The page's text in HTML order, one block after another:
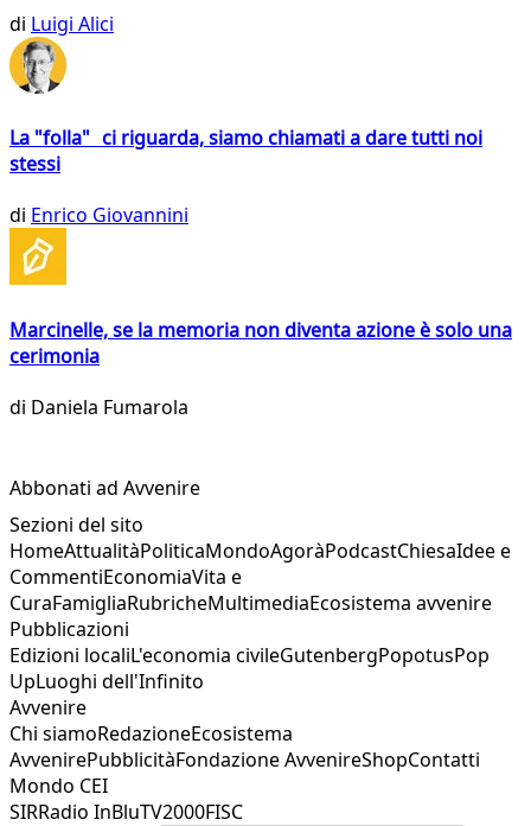
di Luigi Alici
La "folla" ci riguarda, siamo chiamati a dare tutti noi
stessi
di Enrico Giovannini
Marcinelle, se la memoria non diventa azione è solo una
cerimonia
di Daniela Fumarola
Abbonati ad Avvenire
Sezioni del sito
HomeAttualitàPoliticaMondoAgoràPodcastChiesaIdee e
CommentiEconomiaVita e
CuraFamigliaRubricheMultimediaEcosistema avvenire
Pubblicazioni
Edizioni localiL'economia civileGutenbergPopotusPop
UpLuoghi dell'Infinito
Avvenire
Chi siamoRedazioneEcosistema
AvvenirePubblicitàFondazione AvvenireShopContatti
Mondo CEI
SIRRadio InBluTV2000FISC